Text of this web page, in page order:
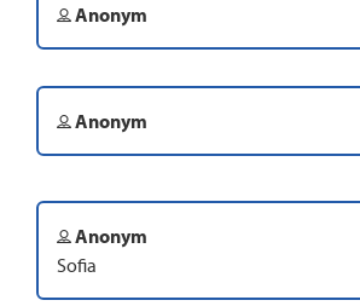
Anonym
Anonym
Anonym
Sofia